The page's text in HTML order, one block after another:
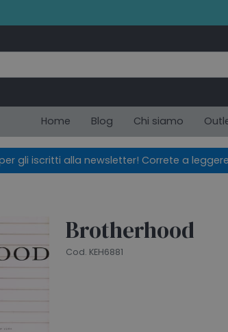
Home Blog Chi siamo
gli iscritti alla newsletter! Correte a
Brotherhood
Cod. KEH6881